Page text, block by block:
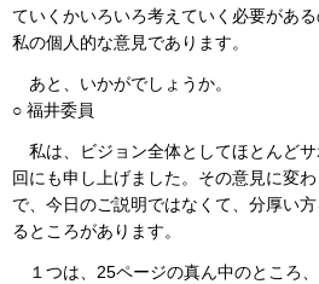
ていくかいろいろ考えていく必要があ
私の個人的な意見であります。
あと、いかがでしょうか。
○ 福井委員
私は、ビジョン全体としてほとんど
回にも申し上げました。その意見に変
で、今日のご説明ではなくて、分厚い
るところがあります。
１つは、25ページの真ん中のところ